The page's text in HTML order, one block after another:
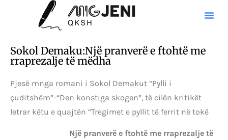
Sokol Demaku:Një pranverë e ftohtë me
rraprezalje të mëdha
Pjesë mnga romani i Sokol Demakut “Pylli i
çuditshëm”-“Den konstiga skogen”, të cilën kritikët
letrar këtu e quajtën “Tregimet e pyllit të ferrit në tokë
Një pranverë e ftohtë me rraprezalje të